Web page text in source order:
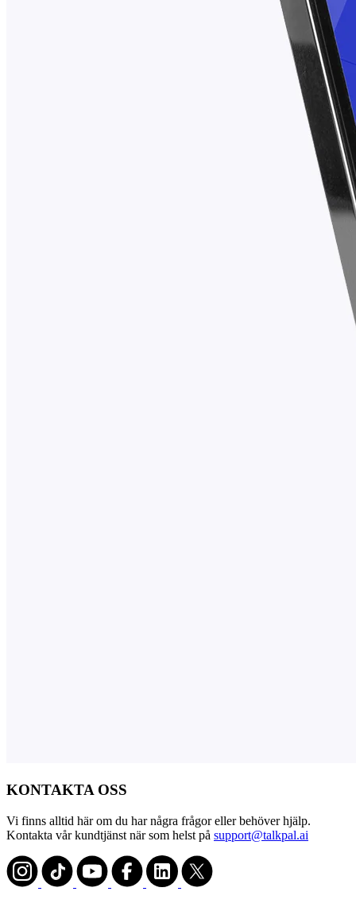
KONTAKTA OSS
Vi finns alltid här om du har några frågor eller behöver hjälp.
Kontakta vår kundtjänst när som helst på support@talkpal.ai